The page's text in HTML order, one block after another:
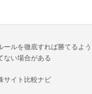
ールを徹底すれば勝てるよ
ない場合がある
サイト比較ナビ